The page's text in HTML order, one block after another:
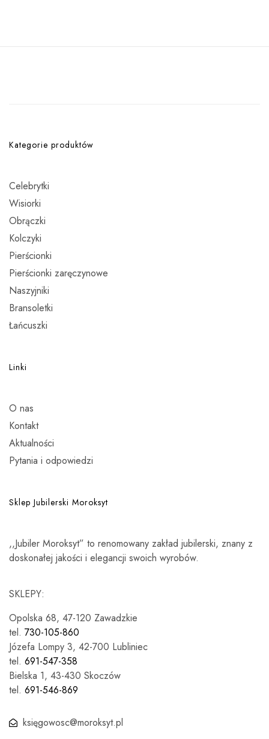
Kategorie produktów
Celebrytki
Wisiorki
Obrączki
Kolczyki
Pierścionki
Pierścionki zaręczynowe
Naszyjniki
Bransoletki
Łańcuszki
Linki
O nas
Kontakt
Aktualności
Pytania i odpowiedzi
Sklep Jubilerski Moroksyt
,,Jubiler Moroksyt” to renomowany zakład jubilerski, znany z
doskonałej jakości i elegancji swoich wyrobów.
SKLEPY:
Opolska 68, 47-120 Zawadzkie
tel. 730-105-860
Józefa Lompy 3, 42-700 Lubliniec
tel. 691-547-358
Bielska 1, 43-430 Skoczów
tel. 691-546-869
księgowosc@moroksyt.pl